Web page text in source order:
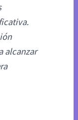
alcanzar